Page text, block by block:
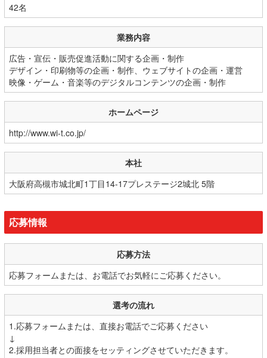
42名
業務内容
広告・宣伝・販売促進活動に関する企画・制作
デザイン・印刷物等の企画・制作、ウェブサイトの企画・運営
映像・ゲーム・音楽等のデジタルコンテンツの企画・制作
ホームページ
http://www.wi-t.co.jp/
本社
大阪府高槻市城北町1丁目14-17プレステージ2城北 5階
応募情報
応募方法
応募フォームまたは、お電話でお気軽にご応募ください。
選考の流れ
1.応募フォームまたは、直接お電話でご応募ください
↓
2.採用担当者との面接をセッティングさせていただきます。